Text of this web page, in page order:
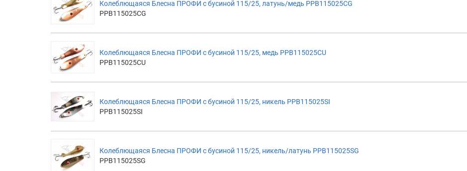
Колеблющаяся Блесна ПРОФИ с бусиной 115/25, латунь/медь PPB115025CG
PPB115025CG
Колеблющаяся Блесна ПРОФИ с бусиной 115/25, медь PPB115025CU
PPB115025CU
Колеблющаяся Блесна ПРОФИ с бусиной 115/25, никель PPB115025SI
PPB115025SI
Колеблющаяся Блесна ПРОФИ с бусиной 115/25, никель/латунь PPB115025SG
PPB115025SG